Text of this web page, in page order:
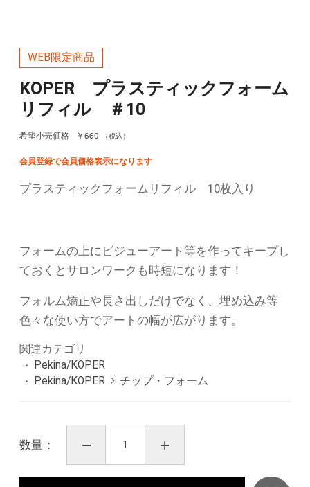
WEB限定商品
KOPER プラスティックフォーム
リフィル ＃10
希望小売価格 ￥660 （税込）
会員登録で会員価格表示になります
プラスティックフォームリフィル 10枚入り
フォームの上にビジューアート等を作ってキープし
ておくとサロンワークも時短になります！
フォルム矯正や長さ出しだけでなく、埋め込み等
色々な使い方でアートの幅が広がります。
関連カテゴリ
Pekina/KOPER
Pekina/KOPER
チップ・フォーム
数量：